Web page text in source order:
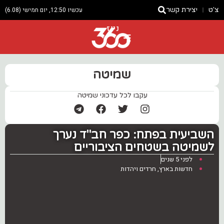
צ'ט יצירת קשר עכשיו 12:50, יום חמישי (6.08)
ניוז
שמיטה
עקבו לכל עדכוני שמיטה
השביעית בפתח: כפר חב"ד נערך
לשמיטה בשטחים הציבוריים
לפני 5 שנים
חדשות בארץ, חרדים ויהדות